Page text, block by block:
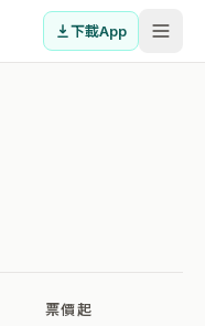
下載App
票價起